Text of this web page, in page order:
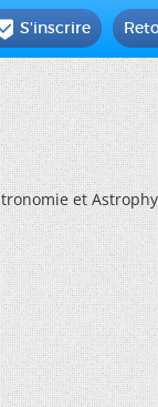
S'inscrire
et